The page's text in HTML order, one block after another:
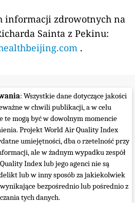
informacji zdrowotnych na
Sainta z Pekinu:
.
: Wszystkie dane dotyczące jakości
w chwili publikacji, a w celu
te mogą być w dowolnym momencie
Projekt World Air Quality Index
umiejętności, dba o rzetelność przy
ale w żadnym wypadku zespół
Index lub jego agenci nie są
lub w inny sposób za jakiekolwiek
bezpośrednio lub pośrednio z
tych danych.